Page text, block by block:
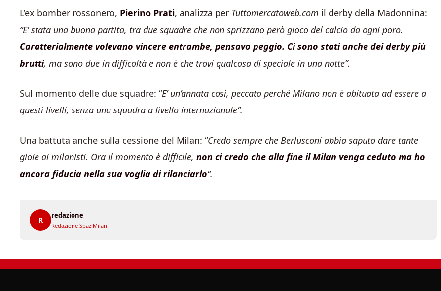
L’ex bomber rossonero, Pierino Prati, analizza per Tuttomercatoweb.com il derby della Madonnina:
“E’ stata una buona partita, tra due squadre che non sprizzano però gioco del calcio da ogni poro.
Caratterialmente volevano vincere entrambe, pensavo peggio. Ci sono stati anche dei derby più
brutti, ma sono due in difficoltà e non è che trovi qualcosa di speciale in una notte”.
Sul momento delle due squadre: “E’ un’annata così, peccato perché Milano non è abituata ad essere a
questi livelli, senza una squadra a livello internazionale”.
Una battuta anche sulla cessione del Milan: “Credo sempre che Berlusconi abbia saputo dare tante
gioie ai milanisti. Ora il momento è difficile, non ci credo che alla fine il Milan venga ceduto ma ho
ancora fiducia nella sua voglia di rilanciarlo“.
R
redazione
Redazione SpaziMilan